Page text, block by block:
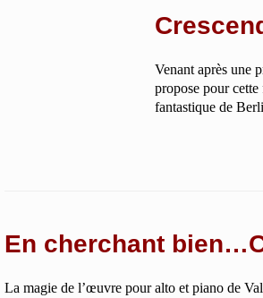
Venant après une
propose pour
fantastique de
En cherchant
La magie de l’œuvre pour alto et piano de